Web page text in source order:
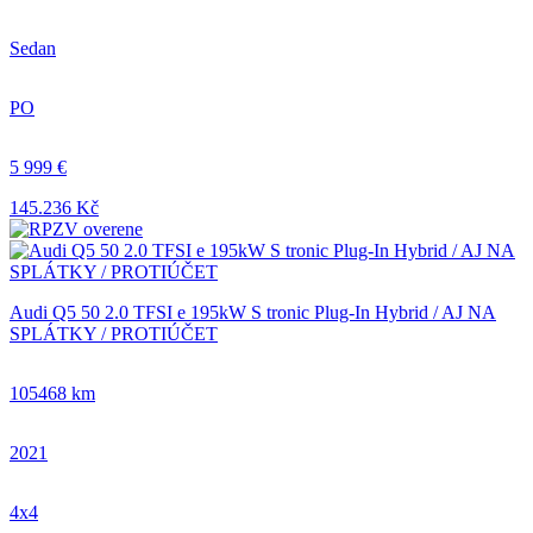
Sedan
PO
5 999 €
145.236 Kč
Audi Q5 50 2.0 TFSI e 195kW S tronic Plug-In Hybrid / AJ NA
SPLÁTKY / PROTIÚČET
105468 km
2021
4x4